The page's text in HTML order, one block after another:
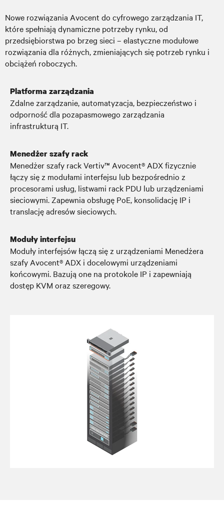
Nowe rozwiązania Avocent do cyfrowego zarządzania IT,
które spełniają dynamiczne potrzeby rynku, od
przedsiębiorstwa po brzeg sieci – elastyczne modułowe
rozwiązania dla różnych, zmieniających się potrzeb rynku i
obciążeń roboczych.
Platforma zarządzania
Zdalne zarządzanie, automatyzacja, bezpieczeństwo i
odporność dla pozapasmowego zarządzania
infrastrukturą IT.
Menedżer szafy rack
Menedżer szafy rack Vertiv™ Avocent® ADX fizycznie
łączy się z modułami interfejsu lub bezpośrednio z
procesorami usług, listwami rack PDU lub urządzeniami
sieciowymi. Zapewnia obsługę PoE, konsolidację IP i
translację adresów sieciowych.
Moduły interfejsu
Moduły interfejsów łączą się z urządzeniami Menedżera
szafy Avocent® ADX i docelowymi urządzeniami
końcowymi. Bazują one na protokole IP i zapewniają
dostęp KVM oraz szeregowy.